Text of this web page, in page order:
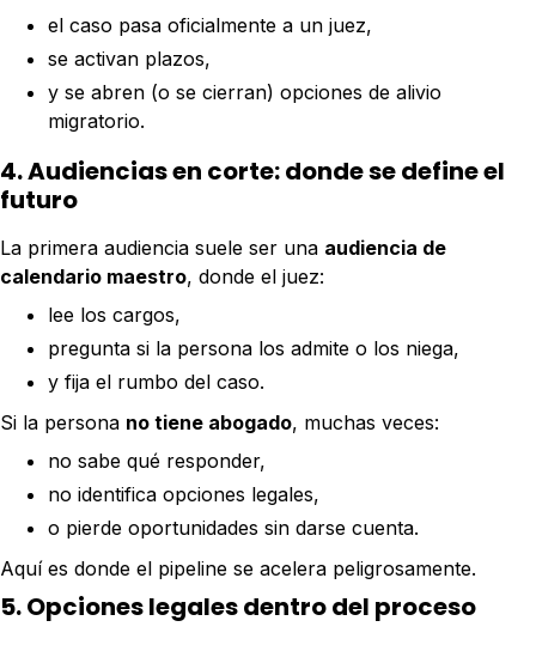
el caso pasa oficialmente a un juez,
se activan plazos,
y se abren (o se cierran) opciones de alivio
migratorio.
4. Audiencias en corte: donde se define el
futuro
La primera audiencia suele ser una audiencia de
calendario maestro, donde el juez:
lee los cargos,
pregunta si la persona los admite o los niega,
y fija el rumbo del caso.
Si la persona no tiene abogado, muchas veces:
no sabe qué responder,
no identifica opciones legales,
o pierde oportunidades sin darse cuenta.
Aquí es donde el pipeline se acelera peligrosamente.
5. Opciones legales dentro del proceso